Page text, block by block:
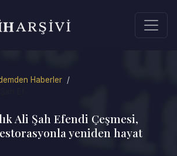
Haberler /
Ali Şah Efendi Çeşmesi,
yeniden hayat